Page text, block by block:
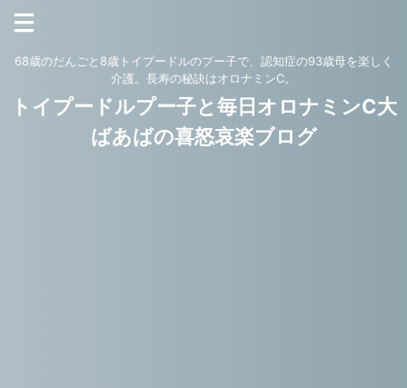
68歳のだんごと8歳トイプードルのプー子で、認知症の93歳母を楽しく
介護。長寿の秘訣はオロナミンC。
トイプードルプー子と毎日オロナミンC大
ばあばの喜怒哀楽ブログ